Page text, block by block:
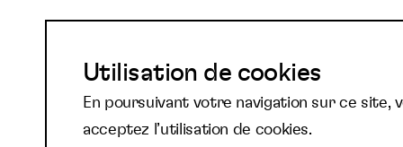
Abonnez-vous à
newsletter et
Utilisation de cookies
En poursuivant votre navigation sur ce site,
acceptez l’utilisation de cookies.